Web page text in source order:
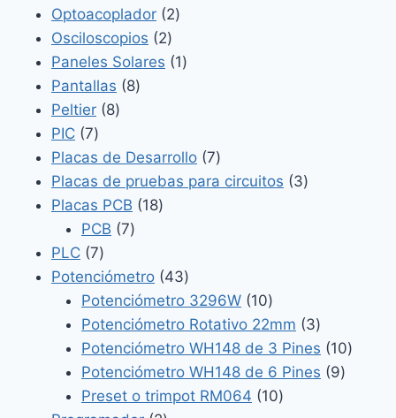
productos
Optoacoplador 22
Osciloscopios 22
productos
Paneles Solares 11
Pantallas 88
Peltier 88
PIC 77
productos
Placas de Desarrollo 77
productos
Placas de pruebas para circuitos 33
Placas PCB 1818
PCB 77
PLC 77
productos
Potenciómetro 4343
productos
Potenciómetro 3296W 1010
productos
Potenciómetro Rotativo 22mm 33
productos
Potenciómetro WH148 de 3 Pines 1010
Potenciómetro WH148 de 6 Pines 99
Preset o trimpot RM064 1010